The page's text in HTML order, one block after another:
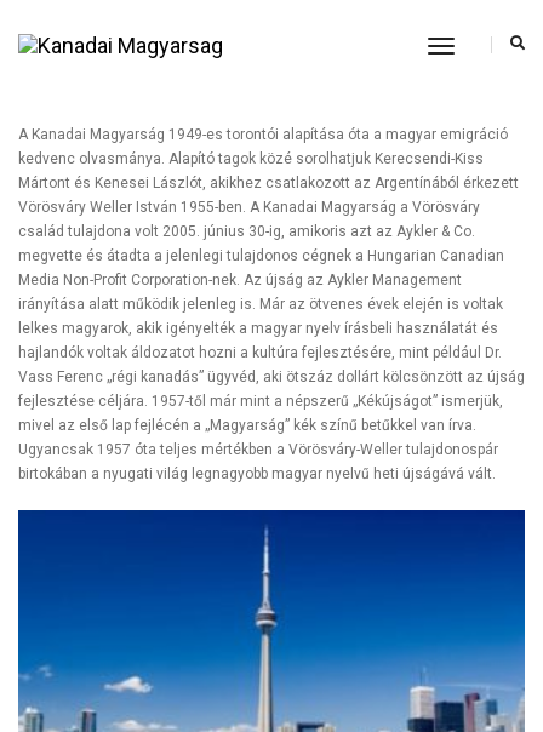
Toggle
A Kanadai Magyarság 1949-es torontói alapítása óta a magyar emigráció
kedvenc olvasmánya. Alapító tagok közé sorolhatjuk Kerecsendi-Kiss
Mártont és Kenesei Lászlót, akikhez csatlakozott az Argentínából érkezett
Vörösváry Weller István 1955-ben. A Kanadai Magyarság a Vörösváry
család tulajdona volt 2005. június 30-ig, amikoris azt az Aykler & Co.
megvette és átadta a jelenlegi tulajdonos cégnek a Hungarian Canadian
Media Non-Profit Corporation-nek. Az újság az Aykler Management
irányítása alatt működik jelenleg is. Már az ötvenes évek elején is voltak
lelkes magyarok, akik igényelték a magyar nyelv írásbeli használatát és
hajlandók voltak áldozatot hozni a kultúra fejlesztésére, mint például Dr.
Vass Ferenc „régi kanadás” ügyvéd, aki ötszáz dollárt kölcsönzött az újság
fejlesztése céljára. 1957-től már mint a népszerű „Kékújságot” ismerjük,
mivel az első lap fejlécén a „Magyarság” kék színű betűkkel van írva.
Ugyancsak 1957 óta teljes mértékben a Vörösváry-Weller tulajdonospár
birtokában a nyugati világ legnagyobb magyar nyelvű heti újságává vált.